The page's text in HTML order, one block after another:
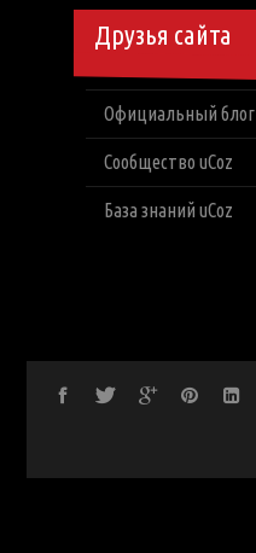
Друзья сайта
Официальный блог
Сообщество uCoz
База знаний uCoz